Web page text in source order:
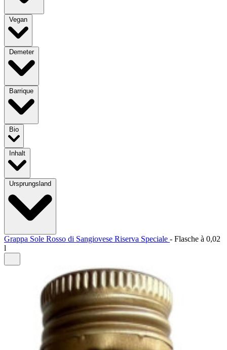
Vegan
Demeter
Barrique
Bio
Inhalt
Ursprungsland
Grappa Sole Rosso di Sangiovese Riserva Speciale - Flasche à 0,02
l